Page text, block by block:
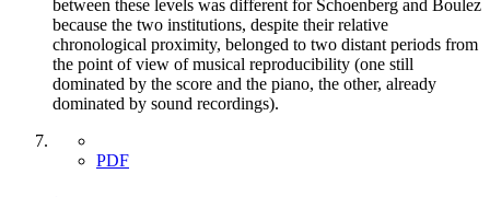
between these levels was different for Schoenberg and Boulez
because the two institutions, despite their relative
chronological proximity, belonged to two distant periods from
the point of view of musical reproducibility (one still
dominated by the score and the piano, the other, already
dominated by sound recordings).
PDF